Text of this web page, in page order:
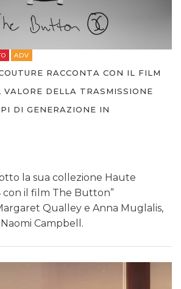
ADV
RACCONTA CON IL FILM
VALORE DELLA TRASMISSIONE
DI GENERAZIONE IN
la sua collezione Haute
il film The Button”
Qualley e Anna Muglalis,
Campbell.